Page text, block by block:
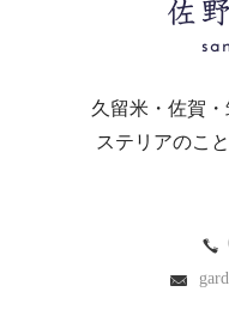
久留米・佐賀
ステリアのこ